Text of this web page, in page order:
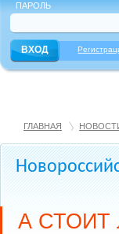
ПАРОЛЬ
ГЛАВНАЯ
А СТОИТ